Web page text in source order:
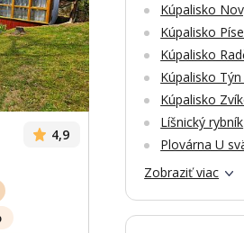
Zobrazit dalších 14
4,9
Kúpalisko
Kúpalisko
Kúpalisko
Kúpalisko
Kúpalisko
Líšnický rybník
Plovárna U
Zobraziť viac